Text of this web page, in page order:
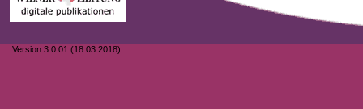
Version 3.0.01 (18.03.2018)